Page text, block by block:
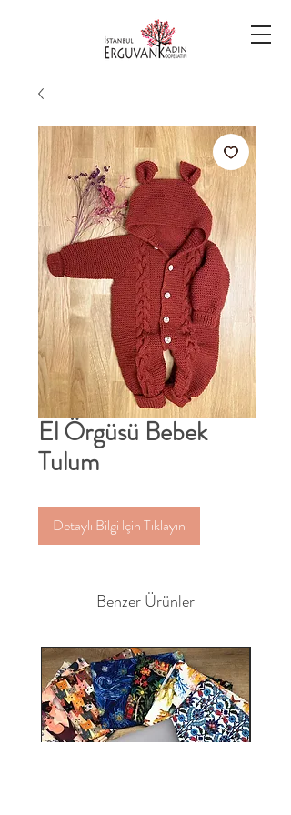
El Örgüsü Bebek
Tulum
Detaylı Bilgi İçin Tıklayın
Benzer Ürünler